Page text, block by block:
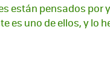
están pensados por
es uno de ellos, y lo